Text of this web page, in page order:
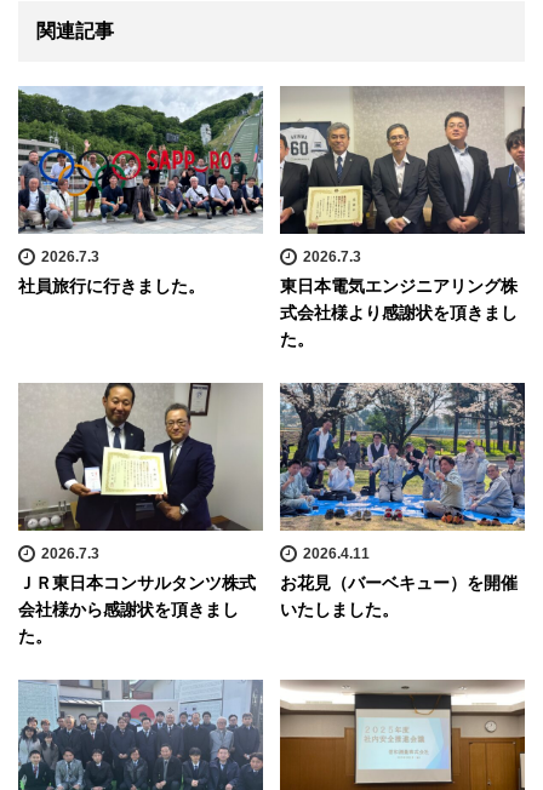
関連記事
2026.7.3
社員旅行に行きました。
2026.7.3
東日本電気エンジニアリング株
式会社様より感謝状を頂きまし
た。
2026.7.3
ＪＲ東日本コンサルタンツ株式
会社様から感謝状を頂きまし
た。
2026.4.11
お花見（バーベキュー）を開催
いたしました。